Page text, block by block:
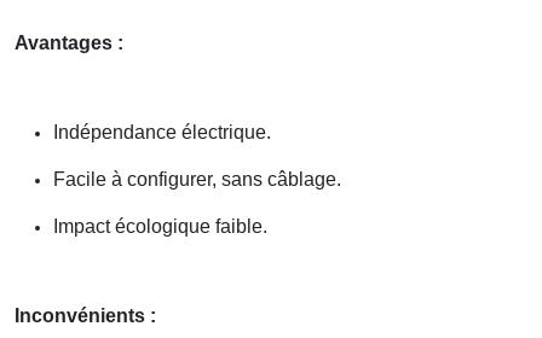
Avantages :
Indépendance électrique.
Facile à configurer, sans câblage.
Impact écologique faible.
Inconvénients :